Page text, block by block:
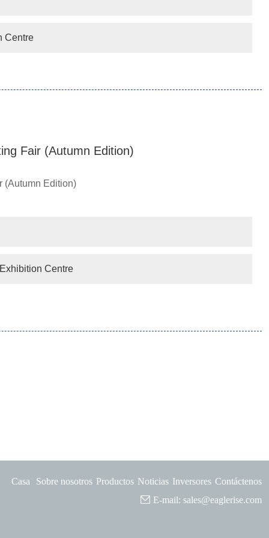
Centre
Fair (Autumn Edition)
(Autumn Edition)
Centre
Casa Sobre nosotros Productos Noticias Inversores Contáctenos
E-mail: sales@eaglerise.com